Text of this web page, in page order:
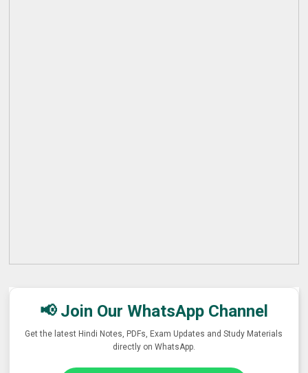
📢 Join Our WhatsApp Channel
Get the latest Hindi Notes, PDFs, Exam Updates and Study Materials
directly on WhatsApp.